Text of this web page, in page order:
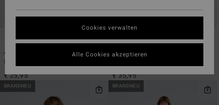
Arch Crew
Männer Grün T-Shirt
€ 25,95
Abandon
€ 35,95
BRANDNEU BRANDNEU
Cookies verwalten
Alle Cookies akzeptieren